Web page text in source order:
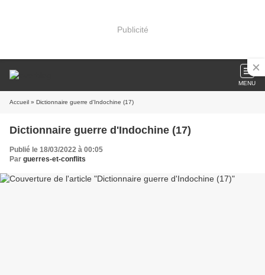
Publicité
MENU
Accueil » Dictionnaire guerre d'Indochine (17)
Dictionnaire guerre d'Indochine (17)
Publié le 18/03/2022 à 00:05
Par guerres-et-conflits